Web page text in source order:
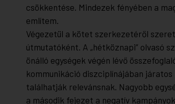
csökkentése. Mindezek fényében a
említem.
Végezetül a kötet szerkezetéről
útmutatóként. A „hétköznapi” olvasó
önálló egységek végén lévő
kommunikáció diszciplínájában
találhatják relevánsnak. Nagyobb
a második fejezet a negatív